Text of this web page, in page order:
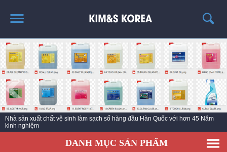
TRANG CHỦ
GIỚI THIỆU
THÔNG TIN SẢN PHẨM
TIN TỨC
LIÊN HỆ
Nhà sản xuất chất vệ sinh làm sạch số hàng đầu Hàn Quốc với hơn 45 Năm
kinh nghiệm
DANH MỤC SẢN PHẨM